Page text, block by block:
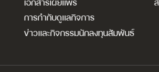
การกำกับดูแลกิจการ
ข่าวและกิจกรรมนักลงทุนสัมพันธ์